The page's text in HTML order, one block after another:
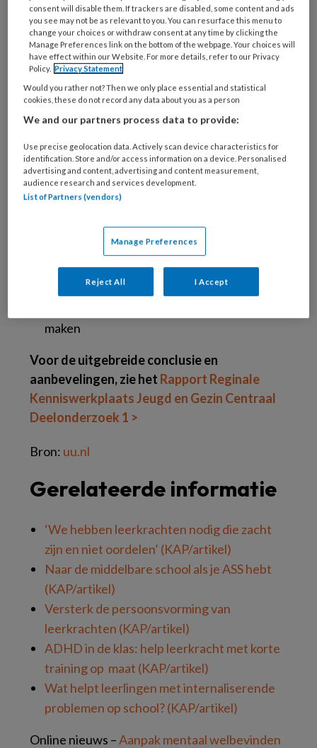
Aanbevelingen om stress
en prestatiedruk te
verminderen
Verlaag de focus op cijfers en normeringen
en de druk door schoolwerk
Herwaardering van onderwijsniveaus en
vaardigheden
Professionalisering van mentorschap en
Investeer in mentaal kapitaal en een veilig
schoolklimaat
Bied (toekomst)perspectief
Versterk de samenwerking om een
maken
Voor de uitgebreide conclusie en
aanbevelingen, zie het Rapport Reginale
Kenniswerkplaats Jeugd en Gezin Centraal
Deelonderzoek 1 >
Bron: uu.nl
Gerelateerde informatie
‘We hebben leerkrachten nodig die zacht
zijn en niet oordelen’ (KAP/artikel)
Naar de middelbare school als je ASS hebt
(KAP/artikel)
Versterk de persoonsvorming van
leerkrachten (KAP/artikel)
ADHD in de klas: help leerkracht met korte
training op maat (KAP/artikel)
Wat helpt leerlingen met internaliserende
problemen op school? (KAP/artikel)
Online nieuws –Aanpak mentaal welbevinden
consent will disable them. If trackers are disabled, some content and ads
you see may not be as relevant to you. You can resurface this menu to
change your choices or withdraw consent at any time by clicking the
Manage Preferences link on the bottom of the webpage. Your choices will
have effect within our Website. For more details, refer to our Privacy
Policy. Privacy Statement
Would you rather not? Then we only place essential and statistical
cookies, these do not record any data about you as a person
We and our partners process data to provide:
Use precise geolocation data. Actively scan device characteristics for
identification. Store and/or access information on a device. Personalised
advertising and content, advertising and content measurement,
audience research and services development.
List of Partners (vendors)
Manage Preferences
Reject All I Accept